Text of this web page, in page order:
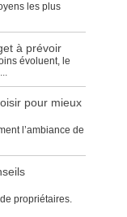
les plus
à prévoir
évoluent, le
pour mieux
l’ambiance de
propriétaires.